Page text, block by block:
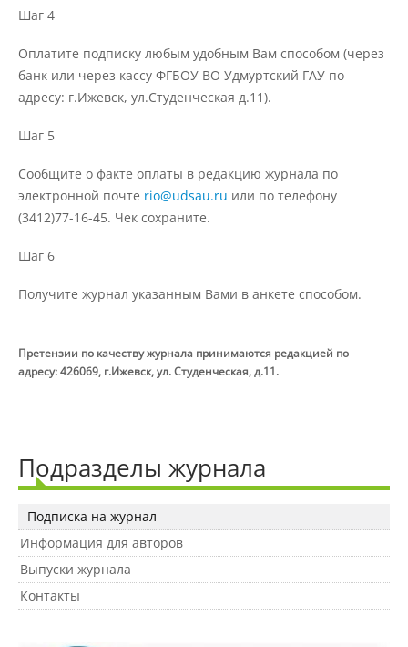
Абитуриенту
Университет
Об университете
Миссия, цель и ценности УдГАУ
Ректорат
Подразделения
Документы
Условия труда на рабочих местах
Закупки
Учебный процесс
Шаг 4
Оплатите подписку любым удобным Вам способом (через
банк или через кассу ФГБОУ ВО Удмуртский ГАУ по
адресу: г.Ижевск, ул.Студенческая д.11).
Шаг 5
Сообщите о факте оплаты в редакцию журнала по
электронной почте rio@udsau.ru или по телефону
(3412)77-16-45. Чек сохраните.
Шаг 6
Получите журнал указанным Вами в анкете способом.
Претензии по качеству журнала принимаются редакцией по
адресу: 426069, г.Ижевск, ул. Студенческая, д.11.
Подразделы журнала
Подписка на журнал
Информация для авторов
Выпуски журнала
Контакты